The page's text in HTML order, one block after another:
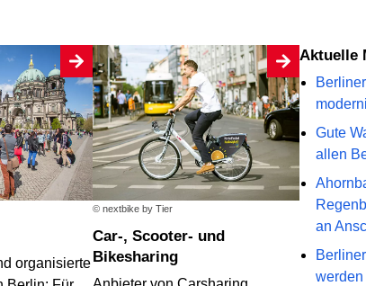
organisierte
© nextbike by Tier
Car-, Scooter- und
Bikesharing
Gute
allen
an